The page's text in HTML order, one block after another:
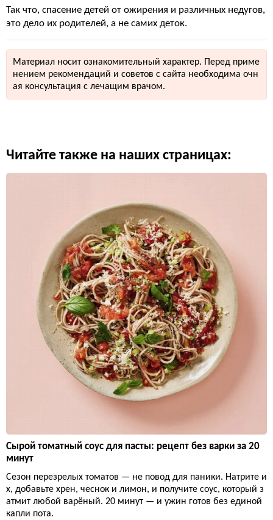
Так что, спасение детей от ожирения и различных недугов,
это дело их родителей, а не самих деток.
Материал носит ознакомительный характер. Перед приме
нением рекомендаций и советов с сайта необходима очн
ая консультация с лечащим врачом.
Читайте также на наших страницах:
Сырой томатный соус для пасты: рецепт без варки за 20
минут
Сезон перезрелых томатов — не повод для паники. Натрите и
х, добавьте хрен, чеснок и лимон, и получите соус, который з
атмит любой варёный. 20 минут — и ужин готов без единой
капли пота.